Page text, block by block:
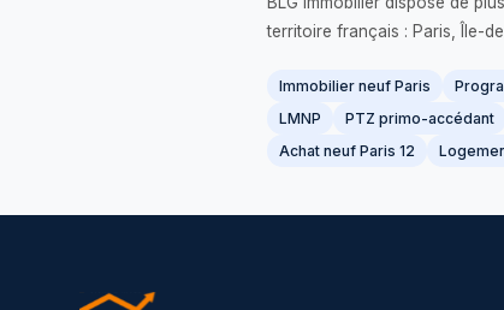
territoire français : Paris, Île-
Immobilier neuf Paris
LMNP
PTZ primo-accédant
Achat neuf Paris 12